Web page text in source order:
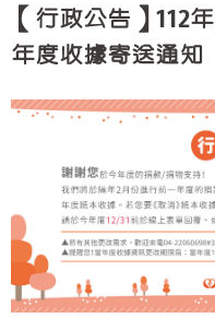
弘道榮耀
【行政公告】112
年度收據寄送通知